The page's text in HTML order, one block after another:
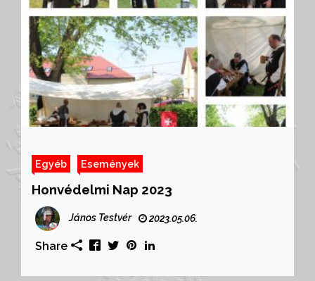
Egyéb Események
Honvédelmi Nap 2023
János Testvér 2023.05.06.
Share